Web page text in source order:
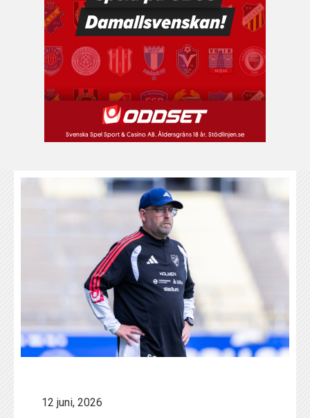
12 juni, 2026